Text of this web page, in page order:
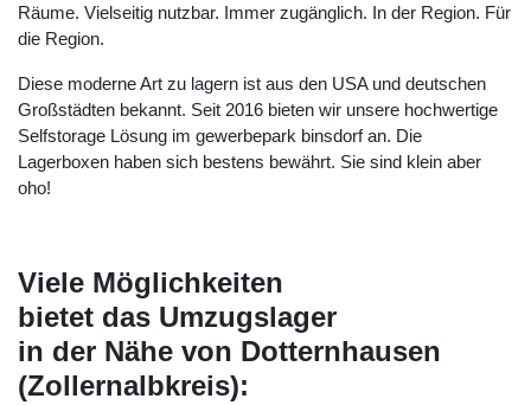
jeden! Praktische Räume. Vielseitig nutzbar. Immer
zugänglich. In der Region. Für die Region.
Diese moderne Art zu lagern ist aus den USA und deutschen
Großstädten bekannt. Seit 2016 bieten wir unsere
hochwertige Selfstorage Lösung im gewerbepark binsdorf
an. Die Lagerboxen haben sich bestens bewährt. Sie sind
klein aber oho!
Viele Möglichkeiten
bietet das Umzugslager
in der Nähe von Dotternhausen
(Zollernalbkreis):